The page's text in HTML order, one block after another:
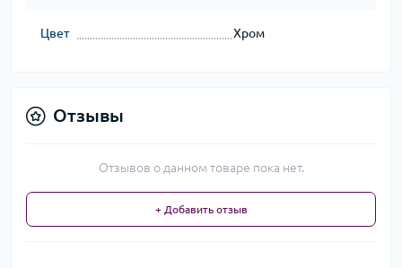
Цвет Хром
Отзывы
Отзывов о данном товаре пока нет.
+ Добавить отзыв